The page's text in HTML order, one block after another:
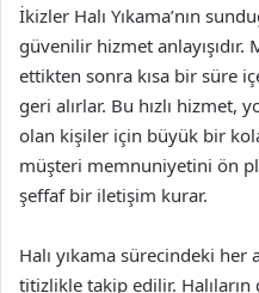
İkizler Halı Yıkama’nın
güvenilir hizmet anlayışıdır.
ettikten sonra kısa bir süre
geri alırlar. Bu hızlı hizmet,
olan kişiler için büyük bir
müşteri memnuniyetini ön
şeffaf bir iletişim kurar.
Halı yıkama sürecindeki her
titizlikle takip edilir.